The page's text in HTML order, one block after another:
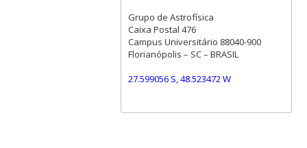
Grupo de Astrofísica
Caixa Postal 476
Campus Universitário 88040-900
Florianópolis – SC – BRASIL
27.599056 S, 48.523472 W